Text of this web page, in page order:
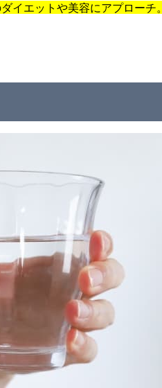
イエットや美容にアプローチ。